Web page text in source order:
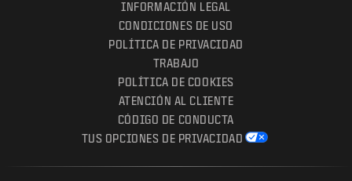
INFORMACIÓN LEGAL
CONDICIONES DE USO
POLÍTICA DE PRIVACIDAD
TRABAJO
POLÍTICA DE COOKIES
ATENCIÓN AL CLIENTE
CÓDIGO DE CONDUCTA
TUS OPCIONES DE PRIVACIDAD